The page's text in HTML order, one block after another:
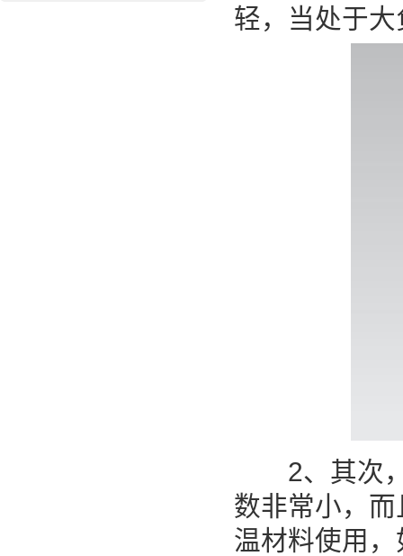
轻，当处于
2、其次，
数非常小，
温材料使用